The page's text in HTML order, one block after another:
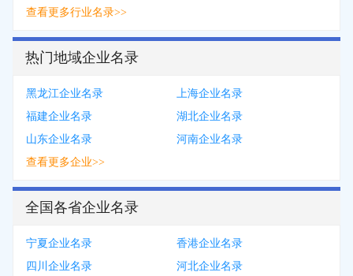
查看更多行业名录>>
热门地域企业名录
黑龙江企业名录
上海企业名录
福建企业名录
湖北企业名录
山东企业名录
河南企业名录
查看更多企业>>
全国各省企业名录
宁夏企业名录
香港企业名录
四川企业名录
河北企业名录